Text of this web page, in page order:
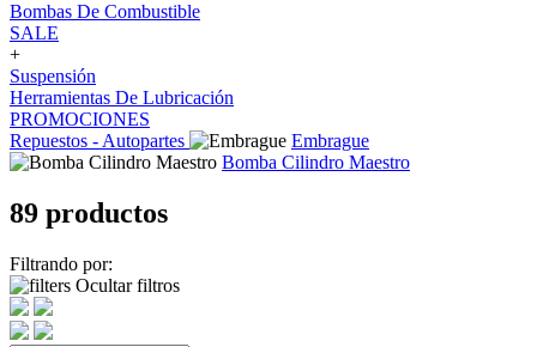
Bombas De Combustible
SALE
+
Suspensión
Herramientas De Lubricación
PROMOCIONES
Repuestos - Autopartes
Embrague
Bomba Cilindro Maestro
89 productos
Filtrando por:
Ocultar filtros